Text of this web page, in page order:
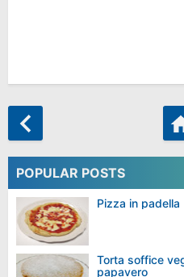
POPULAR POSTS
Pizza in padella
Torta soffice
papavero